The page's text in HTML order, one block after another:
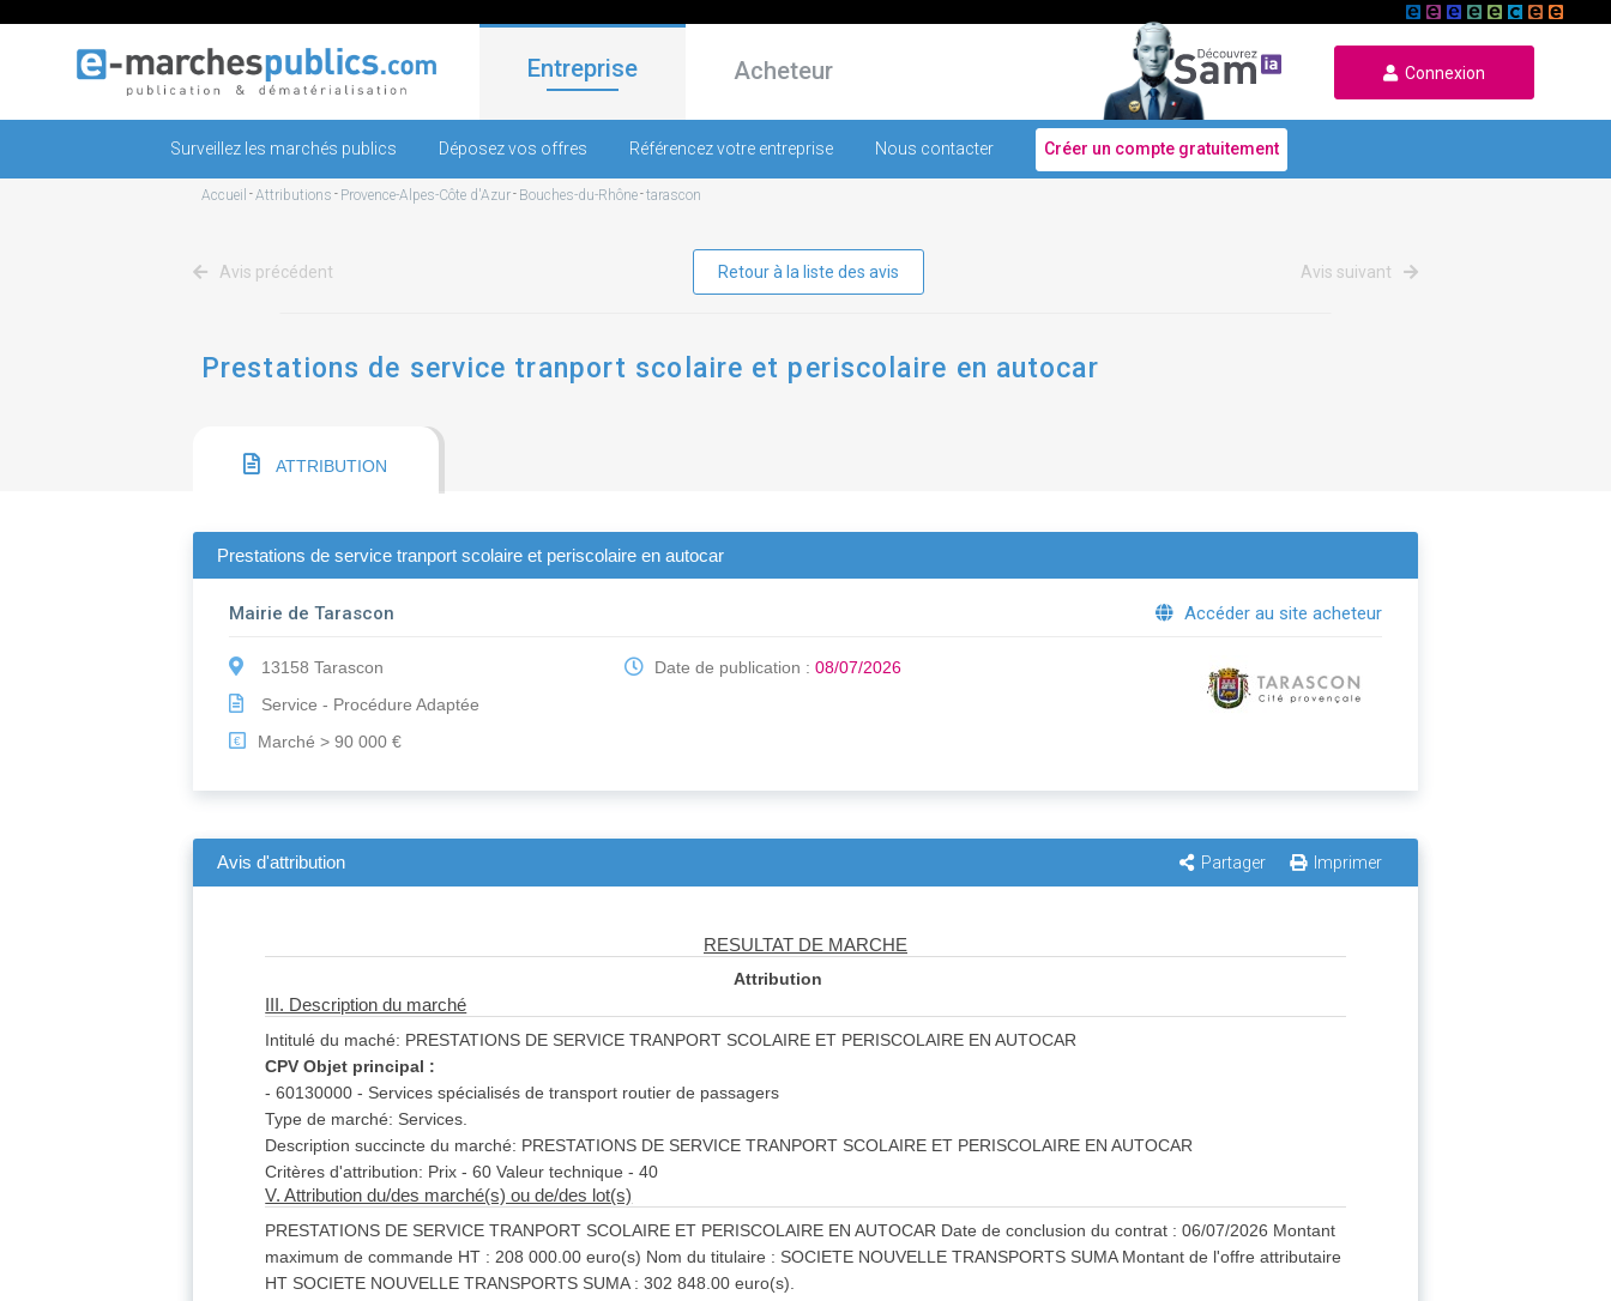
Entreprise Acheteur Connexion
Surveillez les marchés publics Déposez vos offres Référencez votre entreprise Nous contacter Créer un compte gratuitement
Accueil -Attributions - Provence-Alpes-Côte d'Azur- Bouches-du-Rhône-tarascon
Avis précédent Retour à la liste des avis Avis suivant
Prestations de service tranport scolaire et periscolaire en autocar
ATTRIBUTION
Prestations de service tranport scolaire et periscolaire en autocar
Mairie de Tarascon Accéder au site acheteur
13158 Tarascon
Service - Procédure Adaptée
€ Marché > 90 000 €
Date de publication : 08/07/2026
Avis d'attribution Partager Imprimer
RESULTAT DE MARCHE
Attribution
III. Description du marché
Intitulé du maché: PRESTATIONS DE SERVICE TRANPORT SCOLAIRE ET PERISCOLAIRE EN AUTOCAR
CPV Objet principal :
- 60130000 - Services spécialisés de transport routier de passagers
Type de marché: Services.
Description succincte du marché: PRESTATIONS DE SERVICE TRANPORT SCOLAIRE ET PERISCOLAIRE EN AUTOCAR
Critères d'attribution: Prix - 60 Valeur technique - 40
V. Attribution du/des marché(s) ou de/des lot(s)
PRESTATIONS DE SERVICE TRANPORT SCOLAIRE ET PERISCOLAIRE EN AUTOCAR Date de conclusion du contrat : 06/07/2026 Montant
maximum de commande HT : 208 000.00 euro(s) Nom du titulaire : SOCIETE NOUVELLE TRANSPORTS SUMA Montant de l'offre attributaire
HT SOCIETE NOUVELLE TRANSPORTS SUMA : 302 848.00 euro(s).